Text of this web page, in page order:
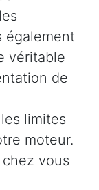
également
véritable
de
limites
moteur.
vous